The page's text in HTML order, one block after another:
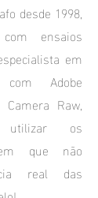
desde 1998,
ensaios
em
Adobe
Raw,
utilizar os
que não
real das